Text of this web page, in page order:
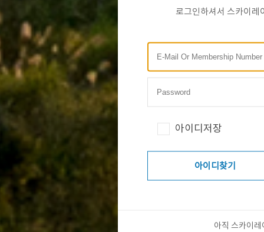
로그인하셔서 스카이레
아이디저장
아이디찾기
아직 스카이